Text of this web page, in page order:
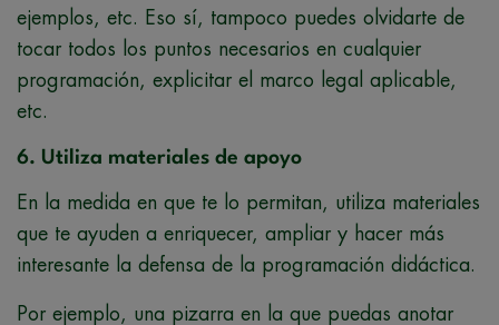
ejemplos, etc. Eso sí, tampoco puedes olvidarte de
tocar todos los puntos necesarios en cualquier
programación, explicitar el marco legal aplicable,
etc.
6. Utiliza materiales de apoyo
En la medida en que te lo permitan, utiliza materiales
que te ayuden a enriquecer, ampliar y hacer más
interesante la defensa de la programación didáctica.
Por ejemplo, una pizarra en la que puedas anotar